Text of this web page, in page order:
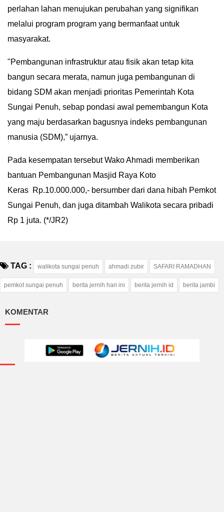
ADVERTORIAL
INDEKS
BERITA
perlahan lahan menujukan perubahan yang signifikan
melalui program program yang bermanfaat untuk
masyarakat.
"Pembangunan infrastruktur atau fisik akan tetap kita
bangun secara merata, namun juga pembangunan di
bidang SDM akan menjadi prioritas Pemerintah Kota
Sungai Penuh, sebap pondasi awal pemembangun Kota
yang maju berdasarkan bagusnya indeks pembangunan
manusia (SDM),” ujarnya.
Pada kesempatan tersebut Wako Ahmadi memberikan
bantuan Pembangunan Masjid Raya Koto
Keras Rp.10.000.000,- bersumber dari dana hibah Pemkot
Sungai Penuh, dan juga ditambah Walikota secara pribadi
Rp 1 juta. (*/JR2)
TAG : walikota sungai penuh ahmadi zubir SAFARI RAMADHAN
pemkot sungai penuh berita jernih hari ini berita jernih id berita jambi
KOMENTAR